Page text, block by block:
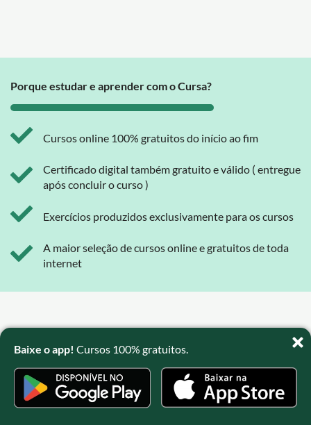
Porque estudar e aprender com o Cursa?
Cursos online 100% gratuitos do início ao fim
Certificado digital também gratuito e válido ( entregue
após concluir o curso )
Exercícios produzidos exclusivamente para os cursos
A maior seleção de cursos online e gratuitos de toda
internet
O que estão falando sobre os cursos
online gratuitos de Administração,
Baixe o app! Cursos 100% gratuitos.